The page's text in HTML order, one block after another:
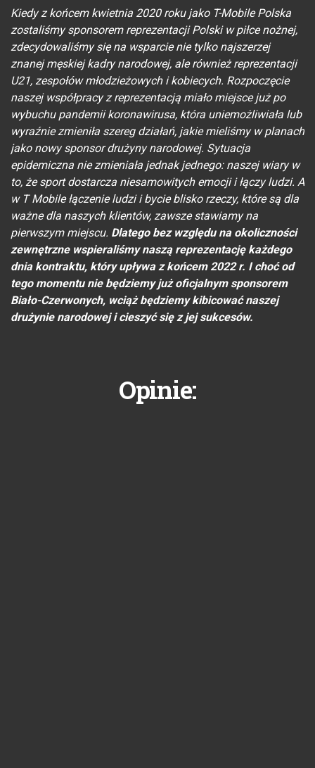
Kiedy z końcem kwietnia 2020 roku jako T-Mobile Polska
zostaliśmy sponsorem reprezentacji Polski w piłce nożnej,
zdecydowaliśmy się na wsparcie nie tylko najszerzej
znanej męskiej kadry narodowej, ale również reprezentacji
U21, zespołów młodzieżowych i kobiecych. Rozpoczęcie
naszej współpracy z reprezentacją miało miejsce już po
wybuchu pandemii koronawirusa, która uniemożliwiała lub
wyraźnie zmieniła szereg działań, jakie mieliśmy w planach
jako nowy sponsor drużyny narodowej. Sytuacja
epidemiczna nie zmieniała jednak jednego: naszej wiary w
to, że sport dostarcza niesamowitych emocji i łączy ludzi. A
w T Mobile łączenie ludzi i bycie blisko rzeczy, które są dla
ważne dla naszych klientów, zawsze stawiamy na
pierwszym miejscu. Dlatego bez względu na okoliczności
zewnętrzne wspieraliśmy naszą reprezentację każdego
dnia kontraktu, który upływa z końcem 2022 r. I choć od
tego momentu nie będziemy już oficjalnym sponsorem
Biało-Czerwonych, wciąż będziemy kibicować naszej
drużynie narodowej i cieszyć się z jej sukcesów.
Opinie: